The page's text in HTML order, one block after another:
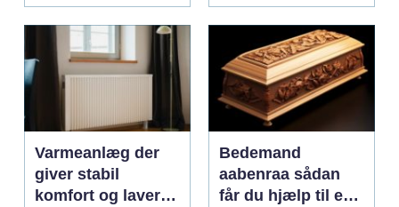
Varmeanlæg der
giver stabil
komfort og lavere
Bedemand
aabenraa sådan
får du hjælp til en